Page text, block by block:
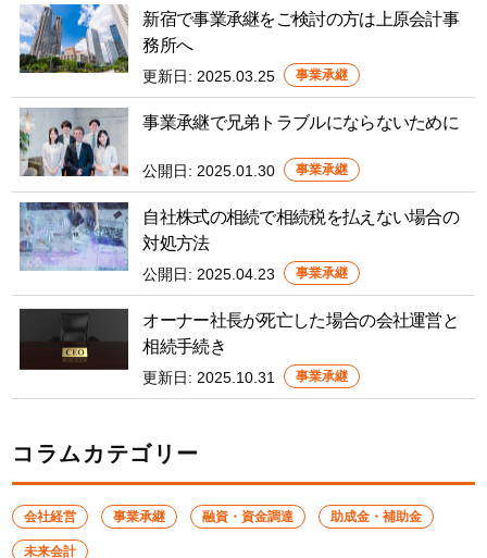
新宿で事業承継をご検討の方は上原会計事
務所へ
更新日: 2025.03.25 事業承継
事業承継で兄弟トラブルにならないために
公開日: 2025.01.30 事業承継
自社株式の相続で相続税を払えない場合の
対処方法
公開日: 2025.04.23 事業承継
オーナー社長が死亡した場合の会社運営と
相続手続き
更新日: 2025.10.31 事業承継
コラムカテゴリー
会社経営 事業承継 融資・資金調達 助成金・補助金
未来会計